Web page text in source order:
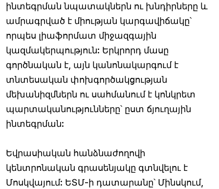
ինտեգրման նպատակներն ու խնդիրները և
ամրագրված է միության կարգավիճակը՝
որպես լիաֆորմատ միջազգային
կազմակերպություն: Երկրորդ մասը
գործնական է, այն կանոնակարգում է
տնտեսական փոխգործակցության
մեխանիզմներն ու սահմանում է կոնկրետ
պարտականությունները՝ ըստ ճյուղային
ինտեգրման:
Եվրասիական հանձնաժողովի
կենտրոնական գրասենյակը գտնվելու է
Մոսկվայում: ԵՏՄ-ի դատարանը՝ Մինսկում,